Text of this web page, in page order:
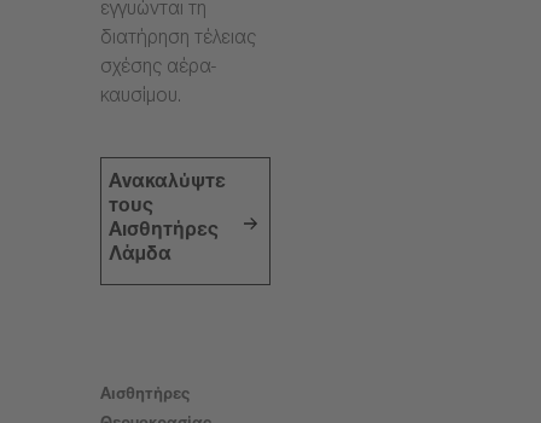
εγγυώνται τη
διατήρηση τέλειας
σχέσης αέρα-
καυσίμου.
Ανακαλύψτε
τους
Αισθητήρες
Λάμδα
Αισθητήρες